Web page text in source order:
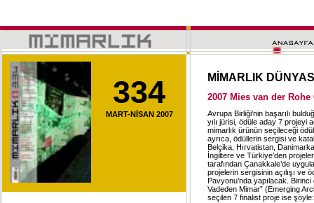
334
MART-NİSAN 2007
MİMARLIK
2007 Mies van der Rohe
Avrupa Birliği’nin başarılı
yılı jürisi, ödüle aday 7 projeyi
mimarlık ürünün seçileceği
ayrıca, ödüllerin sergisi ve
Belçika, Hırvatistan,
İngiltere ve Türkiye’den
tarafından Çanakkale’de
projelerin sergisinin açılışı ve
Pavyonu’nda yapılacak.
Vadeden Mimar” (Emerging
seçilen 7 finalist proje ise şöyle: